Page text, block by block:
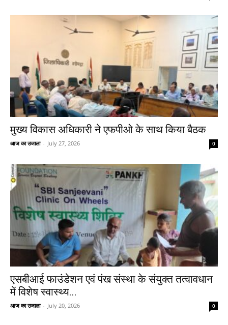
मुख्य विकास अधिकारी ने एफपीओ के साथ किया बैठक
आज का उजाला - July 27, 2026 0
एसबीआई फाउंडेशन एवं पंख संस्था के संयुक्त तत्वावधान
में विशेष स्वास्थ्य...
आज का उजाला - July 20, 2026 0